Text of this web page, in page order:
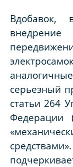
Вдобавок,
серьезный
статьи 264
Федерации